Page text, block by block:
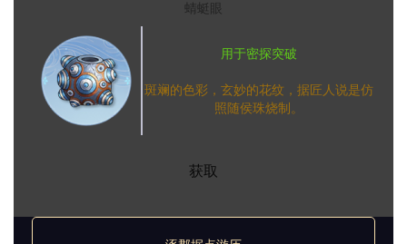
蜻蜓眼
用于密探突破
斑斓的色彩，玄妙的花纹，据匠人说是仿
照随侯珠烧制。
获取